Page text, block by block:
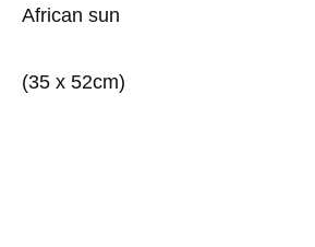
African sun
(35 x 52cm)